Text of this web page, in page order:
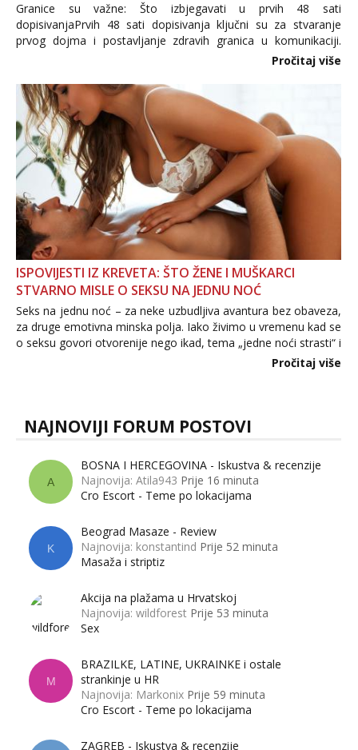
Granice su važne: Što izbjegavati u prvih 48 sati
dopisivanjaPrvih 48 sati dopisivanja ključni su za stvaranje
prvog dojma i postavljanje zdravih granica u komunikaciji.
Važno je izbjeći prebrzo otkrivanje osobnih ili intimnih
informacija, jer nepoznata osoba još nije zaslužila to
povjerenje. Takođe...
Pročitaj više
ISPOVIJESTI IZ KREVETA: ŠTO ŽENE I MUŠKARCI
STVARNO MISLE O SEKSU NA JEDNU NOĆ
Seks na jednu noć – za neke uzbudljiva avantura bez obaveza,
za druge emotivna minska polja. Iako živimo u vremenu kad se
o seksu govori otvorenije nego ikad, tema „jedne noći strasti“ i
dalje izaziva burne rasprave. Što zapravo misle žene, a što
Pročitaj više
NAJNOVIJI FORUM POSTOVI
A
BOSNA I HERCEGOVINA - Iskustva & recenzije
Najnovija: Atila943 Prije 16 minuta
Cro Escort - Teme po lokacijama
K
Beograd Masaze - Review
Najnovija: konstantind Prije 52 minuta
Masaža i striptiz
Akcija na plažama u Hrvatskoj
Najnovija: wildforest Prije 53 minuta
Sex
M
BRAZILKE, LATINE, UKRAINKE i ostale
strankinje u HR
Najnovija: Markonix Prije 59 minuta
Cro Escort - Teme po lokacijama
ZAGREB - Iskustva & recenzije